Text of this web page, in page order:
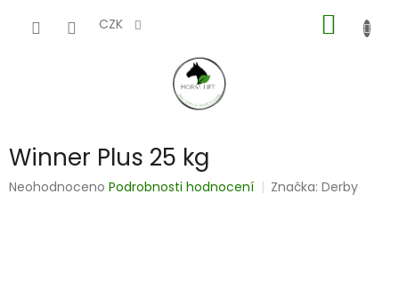
CZK
KOŠÍK
Winner Plus 25 kg
Průměrné
Neohodnoceno Podrobnosti hodnocení Značka:Derby